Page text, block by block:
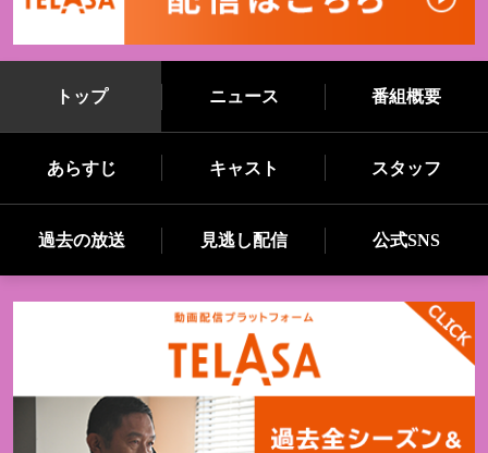
トップ ニュース 番組概要
あらすじ キャスト スタッフ
過去の放送 見逃し配信 公式SNS